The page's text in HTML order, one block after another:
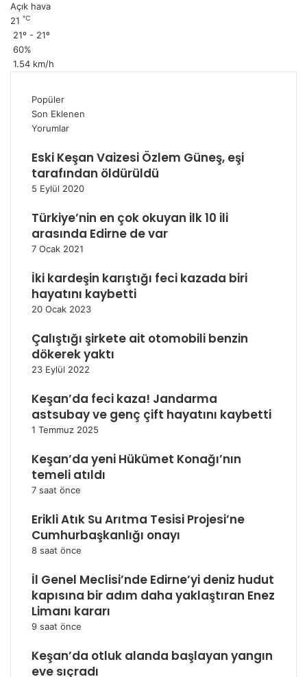
Açık hava
21 ℃
21º - 21º
60%
1.54 km/h
Popüler
Son Eklenen
Yorumlar
Eski Keşan Vaizesi Özlem Güneş, eşi
tarafından öldürüldü
5 Eylül 2020
Türkiye’nin en çok okuyan ilk 10 ili
arasında Edirne de var
7 Ocak 2021
İki kardeşin karıştığı feci kazada biri
hayatını kaybetti
20 Ocak 2023
Çalıştığı şirkete ait otomobili benzin
dökerek yaktı
23 Eylül 2022
Keşan’da feci kaza! Jandarma
astsubay ve genç çift hayatını kaybetti
1 Temmuz 2025
Keşan’da yeni Hükümet Konağı’nın
temeli atıldı
7 saat önce
Erikli Atık Su Arıtma Tesisi Projesi’ne
Cumhurbaşkanlığı onayı
8 saat önce
İl Genel Meclisi’nde Edirne’yi deniz hudut
kapısına bir adım daha yaklaştıran Enez
Limanı kararı
9 saat önce
Keşan’da otluk alanda başlayan yangın
eve sıçradı